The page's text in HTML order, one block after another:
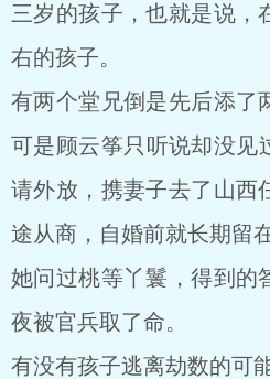
三岁的孩子，也就是说，
右的孩子。
有两个堂兄倒是先后添了
可是顾云筝只听说却没
请外放，携妻子去了山西
途从商，自婚前就长期留
她问过桃等丫鬟，得到的
夜被官兵取了命。
有没有孩子逃离劫数的可